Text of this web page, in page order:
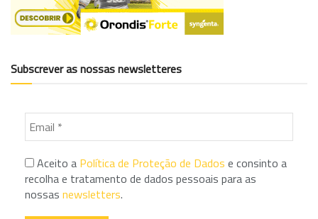
Subscrever as nossas newsletteres
Aceito a Política de Proteção de Dados e consinto a
recolha e tratamento de dados pessoais para as
nossas newsletters.